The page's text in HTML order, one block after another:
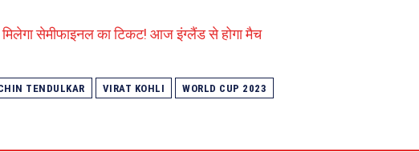
सेमीफाइनल का टिकट! आज इंग्लैंड से होगा मैच
TENDULKAR VIRAT KOHLI WORLD CUP 2023